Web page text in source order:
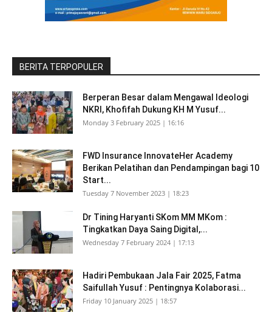
BERITA TERPOPULER
Berperan Besar dalam Mengawal Ideologi
NKRI, Khofifah Dukung KH M Yusuf...
Monday 3 February 2025 | 16:16
FWD Insurance InnovateHer Academy
Berikan Pelatihan dan Pendampingan bagi 10
Start...
Tuesday 7 November 2023 | 18:23
Dr Tining Haryanti SKom MM MKom :
Tingkatkan Daya Saing Digital,...
Wednesday 7 February 2024 | 17:13
Hadiri Pembukaan Jala Fair 2025, Fatma
Saifullah Yusuf : Pentingnya Kolaborasi...
Friday 10 January 2025 | 18:57